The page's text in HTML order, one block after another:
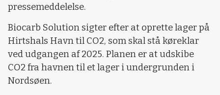
pressemeddelelse.
Biocarb Solution sigter efter at oprette lager på
Hirtshals Havn til CO2, som skal stå køreklar
ved udgangen af 2025. Planen er at udskibe
CO2 fra havnen til et lager i undergrunden i
Nordsøen.